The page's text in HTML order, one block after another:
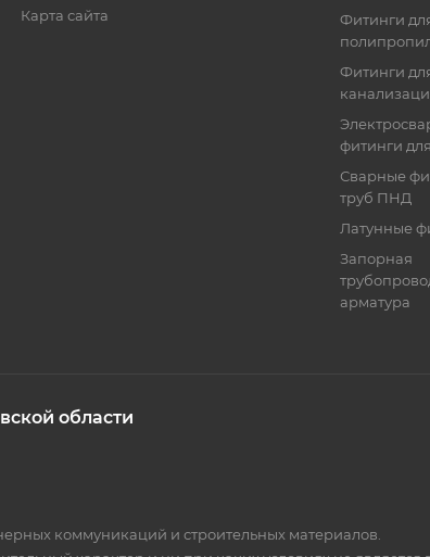
Карта сайта
Фитинги
Фитинги
фитинги
Сварные
труб ПНД
Латунные
Запорная
арматура
области
коммуникаций и строительных материалов.